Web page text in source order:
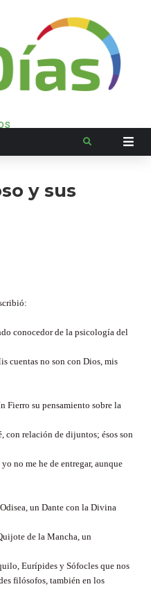
y sus
conocedor de la psicología del
cuentas no son con Dios, mis
Fierro su pensamiento sobre la
con relación de dijuntos; ésos son
no me he de entregar, aunque
un Dante con la Divina
de la Mancha, un
Eurípides y Sófocles que nos
filósofos, también en los